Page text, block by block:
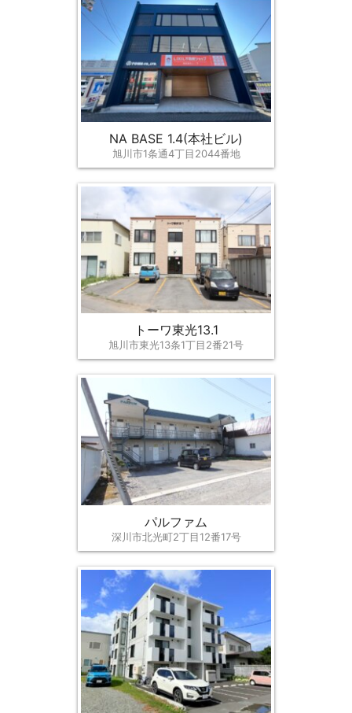
NA BASE 1.4(本社ビル)
旭川市1条通4丁目2044番地
トーワ東光13.1
旭川市東光13条1丁目2番21号
パルファム
深川市北光町2丁目12番17号